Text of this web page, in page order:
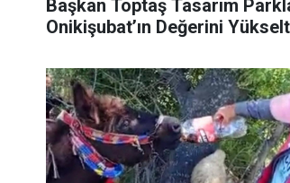
Başkan Toptaş Tasarım
Onikişubat’ın Değerini